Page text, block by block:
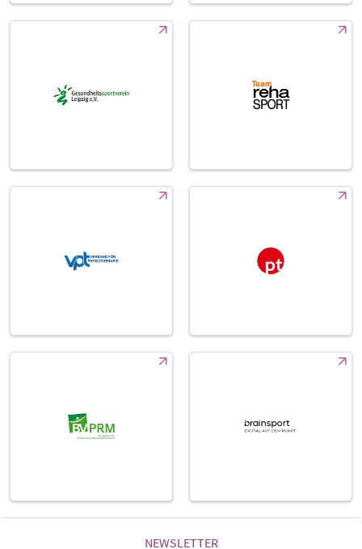
NEWSLETTER